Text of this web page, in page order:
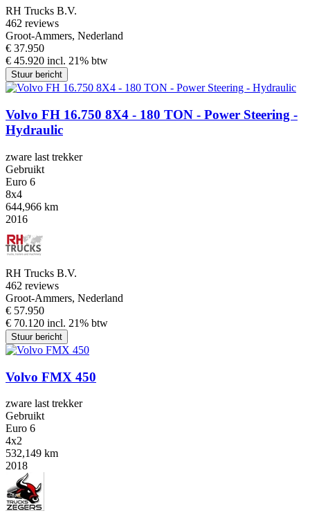
RH Trucks B.V.
462 reviews
Groot-Ammers, Nederland
€ 37.950
€ 45.920 incl. 21% btw
Stuur bericht
Volvo FH 16.750 8X4 - 180 TON - Power Steering -
Hydraulic
zware last trekker
Gebruikt
Euro 6
8x4
644,966 km
2016
RH Trucks B.V.
462 reviews
Groot-Ammers, Nederland
€ 57.950
€ 70.120 incl. 21% btw
Stuur bericht
Volvo FMX 450
zware last trekker
Gebruikt
Euro 6
4x2
532,149 km
2018